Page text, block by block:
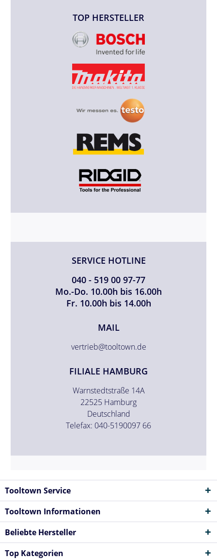
TOP HERSTELLER
SERVICE HOTLINE
040 - 519 00 97-77
Mo.-Do. 10.00h bis 16.00h
Fr. 10.00h bis 14.00h
MAIL
vertrieb@tooltown.de
FILIALE HAMBURG
Warnstedtstraße 14A
22525 Hamburg
Deutschland
Telefax: 040-5190097 66
Tooltown Service
Tooltown Informationen
Beliebte Hersteller
Top Kategorien